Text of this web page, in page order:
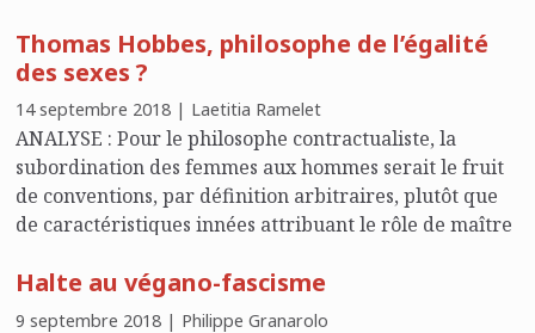
illusoires ?
Thomas Hobbes, philosophe de l’égalité
des sexes ?
14 septembre 2018 | Laetitia Ramelet
ANALYSE : Pour le philosophe contractualiste, la
subordination des femmes aux hommes serait le fruit
de conventions, par définition arbitraires, plutôt que
de caractéristiques innées attribuant le rôle de maître
Ramelet. Le père du Léviathan prévoit en revanche
que "le contrat social se passe entre pères de famille".
Halte au végano-fascisme
9 septembre 2018 | Philippe Granarolo